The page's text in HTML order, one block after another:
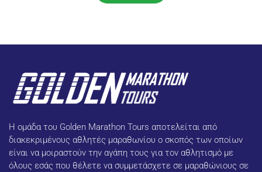
Η ομάδα του Golden Marathon Tours αποτελείται από
διακεκριμένους αθλητές μαραθωνίου ο σκοπός των οποίων
είναι να μοιραστούν την αγάπη τους για τον αθλητισμό με
όλους εσάς που θέλετε να συμμετάσχετε σε μαραθώνιους σε